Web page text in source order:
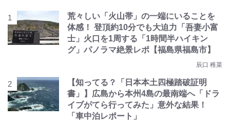
荒々しい「火山帯」の一端にいることを
体感！ 登頂約10分でも大迫力「吾妻小富
士」火口を1周する「1時間半ハイキン
グ」パノラマ絶景レポ【福島県福島市】
辰口 稚菜
【知ってる？「日本本土四極踏破証明
書」】広島から本州4島の最南端へ「ドラ
イブがてら行ってみた」意外な結果！
「車中泊レポート」